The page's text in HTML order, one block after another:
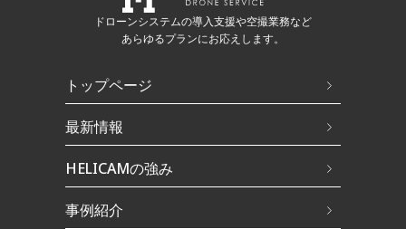
ドローンシステムの導入支援や空撮業務など
あらゆるプランにお応えします。
トップページ
最新情報
HELICAMの強み
事例紹介